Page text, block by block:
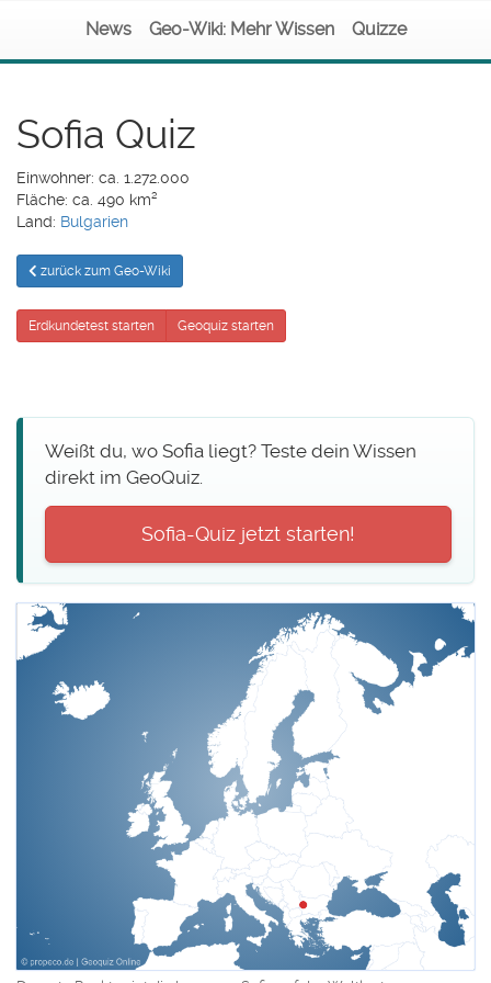
News Geo-Wiki: Mehr Wissen Quizze
Sofia Quiz
Einwohner: ca. 1.272.000
Fläche: ca. 490 km²
Land: Bulgarien
zurück zum Geo-Wiki
Erdkundetest starten Geoquiz starten
Weißt du, wo Sofia liegt? Teste dein Wissen
direkt im GeoQuiz.
Sofia-Quiz jetzt starten!